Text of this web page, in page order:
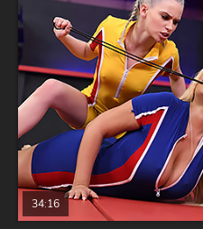
34:16